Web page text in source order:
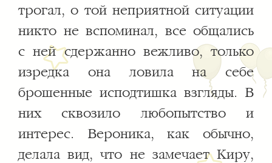
трогал, о той неприятной ситуации
никто не вспоминал, все общались
с ней сдержанно вежливо, только
изредка она ловила на себе
брошенные исподтишка взгляды. В
них сквозило любопытство и
интерес. Вероника, как обычно,
делала вид, что не замечает Киру,